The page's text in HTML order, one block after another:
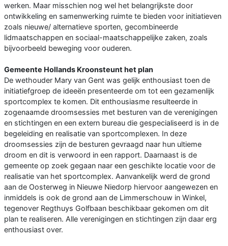
werken. Maar misschien nog wel het belangrijkste door
ontwikkeling en samenwerking ruimte te bieden voor initiatieven
zoals nieuwe/ alternatieve sporten, gecombineerde
lidmaatschappen en sociaal-maatschappelijke zaken, zoals
bijvoorbeeld beweging voor ouderen.
Gemeente Hollands Kroonsteunt het plan
De wethouder Mary van Gent was gelijk enthousiast toen de
initiatiefgroep de ideeën presenteerde om tot een gezamenlijk
sportcomplex te komen. Dit enthousiasme resulteerde in
zogenaamde droomsessies met besturen van de verenigingen
en stichtingen en een extern bureau die gespecialiseerd is in de
begeleiding en realisatie van sportcomplexen. In deze
droomsessies zijn de besturen gevraagd naar hun ultieme
droom en dit is verwoord in een rapport. Daarnaast is de
gemeente op zoek gegaan naar een geschikte locatie voor de
realisatie van het sportcomplex. Aanvankelijk werd de grond
aan de Oosterweg in Nieuwe Niedorp hiervoor aangewezen en
inmiddels is ook de grond aan de Limmerschouw in Winkel,
tegenover Regthuys Golfbaan beschikbaar gekomen om dit
plan te realiseren. Alle verenigingen en stichtingen zijn daar erg
enthousiast over.